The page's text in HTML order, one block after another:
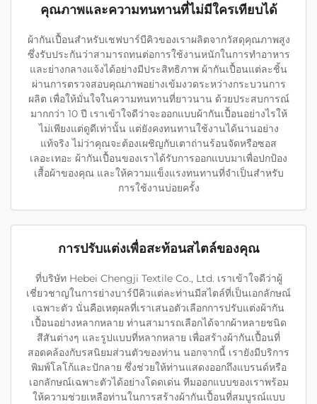
คุณภาพและความทนทานที่ไม่มีใครเทียบได้
ผ้ากันเปื้อนสำหรับเชฟบาร์บีคิวของเราผลิตจากวัสดุคุณภาพสูง
ซึ่งรับประกันว่าสามารถทนต่อการใช้งานหนักในการทำอาหาร
และย่างกลางแจ้งได้อย่างมีประสิทธิภาพ ผ้ากันเปื้อนแต่ละชิ้น
ผ่านการตรวจสอบคุณภาพอย่างเข้มงวดระหว่างกระบวนการ
ผลิต เพื่อให้มั่นใจในความทนทานที่ยาวนาน ด้วยประสบการณ์
มากกว่า 10 ปี เราเข้าใจดีว่าจะออกแบบผ้ากันเปื้อนอย่างไรให้
ไม่เพียงแต่ดูดีเท่านั้น แต่ยังคงทนทานใช้งานได้นานอย่าง
แท้จริง ไม่ว่าคุณจะต้องเผชิญกับเตาถ่านร้อนจัดหรือซอส
เลอะเทอะ ผ้ากันเปื้อนของเราได้รับการออกแบบมาเพื่อปกป้อง
เสื้อผ้าของคุณ และให้ความแข็งแรงทนทานที่จำเป็นสำหรับ
การใช้งานบ่อยครั้ง
การปรับแต่งเพื่อสะท้อนสไตล์ของคุณ
ที่บริษัท Hebei Chengji Textile Co., Ltd. เราเข้าใจดีว่าผู้
เชี่ยวชาญในการย่างบาร์บีคิวแต่ละท่านมีสไตล์ที่เป็นเอกลักษณ์
เฉพาะตัว นั่นคือเหตุผลที่เราเสนอตัวเลือกการปรับแต่งผ้ากัน
เปื้อนอย่างหลากหลาย ท่านสามารถเลือกได้จากผ้าหลายชนิด
สีสันต่างๆ และรูปแบบที่หลากหลาย เพื่อสร้างผ้ากันเปื้อนที่
สอดคล้องกับรสนิยมส่วนตัวของท่าน นอกจากนี้ เรายังมีบริการ
พิมพ์โลโก้และปักลาย ซึ่งช่วยให้ท่านแสดงออกถึงแบรนด์หรือ
เอกลักษณ์เฉพาะตัวได้อย่างโดดเด่น ทีมออกแบบของเราพร้อม
ให้ความช่วยเหลือท่านในการสร้างผ้ากันเปื้อนที่สมบูรณ์แบบ